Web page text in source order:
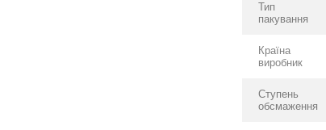
Тип
пакування
Країна
виробник
Ступень
обсмаження